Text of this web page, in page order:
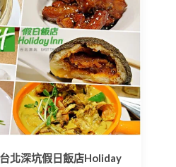
北深坑假日飯店Holiday